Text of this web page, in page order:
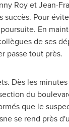
Royet Jean-
Pour
En
de ses
passe tout près.
Dès les
du
que le
se rend près